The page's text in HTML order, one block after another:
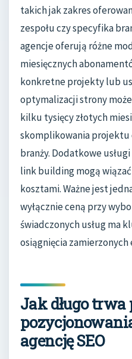
takich jak zakres
zespołu czy specyfika
agencje oferują różne
miesięcznych
konkretne projekty lub
optymalizacji strony
kilku tysięcy złotych
skomplikowania projektu
branży. Dodatkowe
link building mogą
kosztami. Ważne jest
wyłącznie ceną przy
świadczonych usług ma
osiągnięcia
Jak długo trwa
agencję SEO